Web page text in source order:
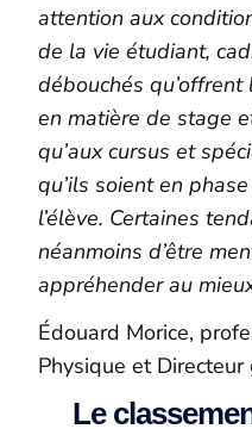
attention aux
de la vie étudiant,
débouchés
en matière de stage
qu’aux cursus et
qu’ils soient en
l’élève. Certaines
néanmoins d’être
appréhender au
Édouard Morice,
Physique et
Le